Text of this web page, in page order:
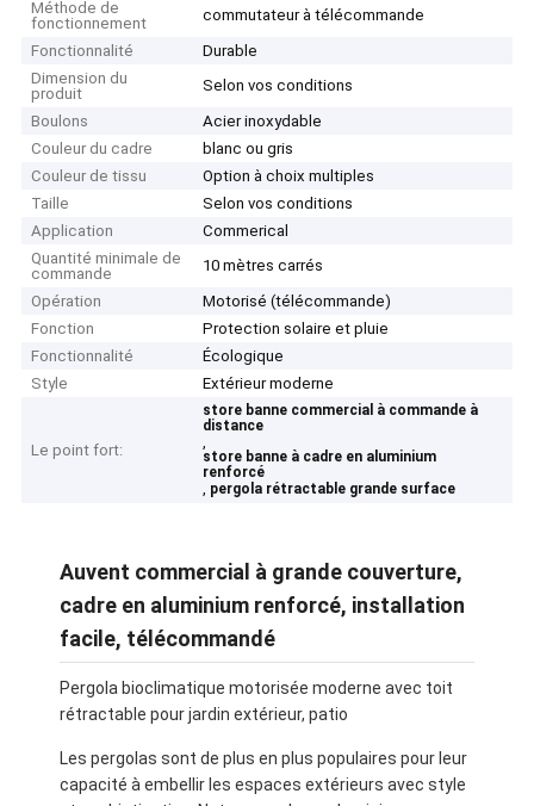
Méthode de
fonctionnement
commutateur à télécommande
Fonctionnalité
Durable
Dimension du
produit
Selon vos conditions
Boulons
Acier inoxydable
Couleur du cadre
blanc ou gris
Couleur de tissu
Option à choix multiples
Taille
Selon vos conditions
Application
Commerical
Quantité minimale de
commande
10 mètres carrés
Opération
Motorisé (télécommande)
Fonction
Protection solaire et pluie
Fonctionnalité
Écologique
Style
Extérieur moderne
Le point fort:
store banne commercial à commande à
distance
,
store banne à cadre en aluminium
renforcé
, pergola rétractable grande surface
Auvent commercial à grande couverture,
cadre en aluminium renforcé, installation
facile, télécommandé
Pergola bioclimatique motorisée moderne avec toit
rétractable pour jardin extérieur, patio
Les pergolas sont de plus en plus populaires pour leur
capacité à embellir les espaces extérieurs avec style